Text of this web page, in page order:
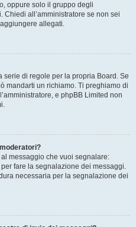
oppure solo il gruppo degli
all’amministratore se non sei
allegati.
di regole per la propria Board. Se
mandarti un richiamo. Ti preghiamo di
e phpBB Limited non
al messaggio che vuoi segnalare:
fare la segnalazione dei messaggi.
necessaria per la segnalazione dei